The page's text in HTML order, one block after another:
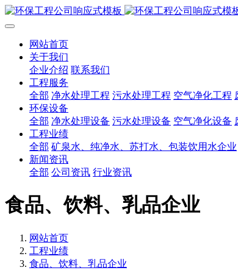
网站首页
关于我们
企业介绍 联系我们
工程服务
全部 净水处理工程 污水处理工程 空气净化工程
环保设备
全部 净水处理设备 污水处理设备 空气净化设备
工程业绩
全部 矿泉水、纯净水、苏打水、包装饮用水企业
新闻资讯
全部 公司资讯 行业资讯
食品、饮料、乳品企业
网站首页
工程业绩
食品、饮料、乳品企业